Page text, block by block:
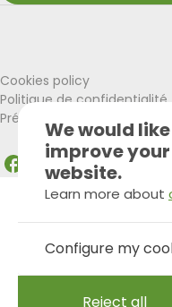
Cookies policy
Politique de confidentialité
Préférences Cookies
FacebookInstagram
LinkedIn
We would
improve
website.
Learn more about
Configure my
Reject all